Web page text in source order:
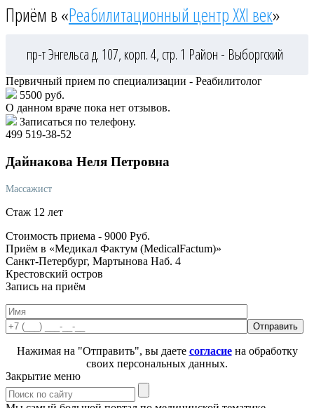
Приём в «Реабилитационный центр XXI век»
пр-т Энгельса д. 107, корп. 4, стр. 1 Район - Выборгский
Первичный прием по специализации - Реабилитолог
5500 руб.
О данном враче пока нет отзывов.
Записаться по телефону.
499 519-38-52
Дайнакова Неля Петровна
Массажист
Стаж 12 лет
Стоимость приема - 9000 Руб.
Приём в «Медикал Фактум (MedicalFactum)»
Санкт-Петербург, Мартынова Наб. 4
Крестовский остров
Запись на приём
Нажимая на "Отправить", вы даете согласиена обработку
своих персональных данных.
Закрытие меню